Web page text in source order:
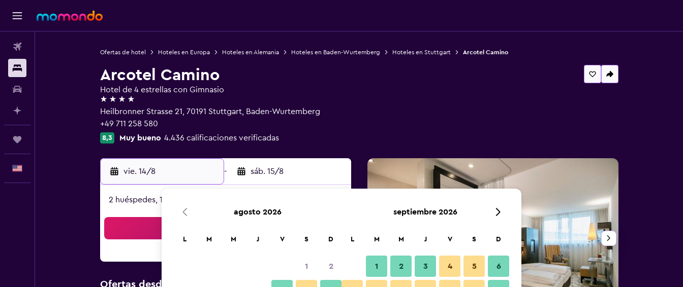
Ofertas de hotel Hoteles en Europa Hoteles en Alemania Hoteles en Baden-Wurtemberg Hoteles en Stuttgart Arcotel Camino
Arcotel Camino
Hotel de 4 estrellas con Gimnasio
4 estrellas
Heilbronner Strasse 21, 70191 Stuttgart, Baden-Wurtemberg
+49 711 258 580
8,3 Muy bueno 4.436 calificaciones verificadas
vie. 14/8 - sáb. 15/8
2 huéspedes, 1 habitación
Ofertas desde Oferta más barata de precio por noche
agosto 2026
L M M J V S D
1 2
septiembre 2026
L M M J V S D
1 2 3 4 5 6